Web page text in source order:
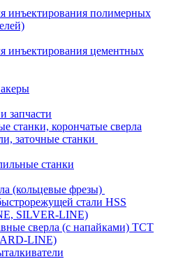
инъектирования полимерных
инъектирования цементных
запчасти
станки, корончатые сверла
заточные станки
станки
(кольцевые фрезы)
стали HSS
SILVER-LINE)
сверла (с напайками) ТСТ
LINE)